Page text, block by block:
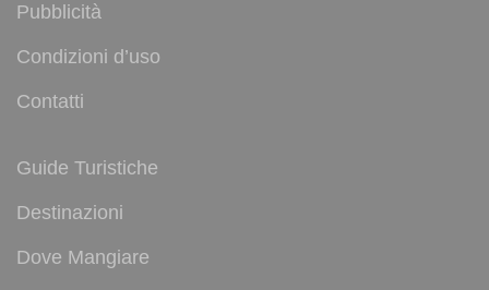
Pubblicità
Condizioni d’uso
Contatti
Guide Turistiche
Destinazioni
Dove Mangiare